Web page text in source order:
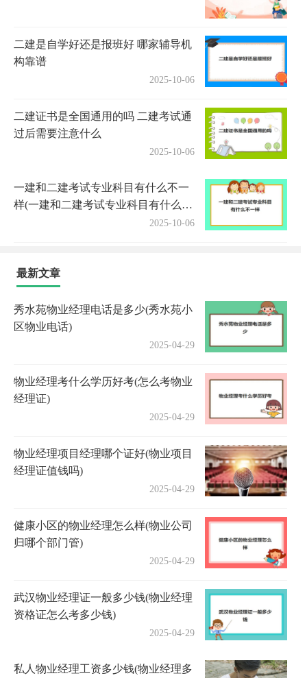
二建是自学好还是报班好 哪家辅导机
构靠谱
2025-10-06
二建证书是全国通用的吗 二建考试通
过后需要注意什么
2025-10-06
一建和二建考试专业科目有什么不一
样(一建和二建考试专业科目有什么区
2025-10-06
最新文章
秀水苑物业经理电话是多少(秀水苑小
区物业电话)
2025-04-29
物业经理考什么学历好考(怎么考物业
经理证)
2025-04-29
物业经理项目经理哪个证好(物业项目
经理证值钱吗)
2025-04-29
健康小区的物业经理怎么样(物业公司
归哪个部门管)
2025-04-29
武汉物业经理证一般多少钱(物业经理
资格证怎么考多少钱)
2025-04-29
私人物业经理工资多少钱(物业经理多